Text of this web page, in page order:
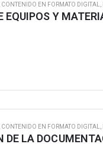
CONTENIDO EN FORMATO DIGITAL
CONTENIDO EN FORMATO DIGITAL